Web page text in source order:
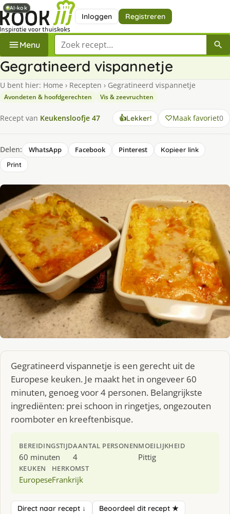
Inloggen Registreren
Menu Zoek een recept
Gegratineerd vispannetje
U bent hier: Home › Recepten › Gegratineerd vispannetje
Avondeten & hoofdgerechten Vis & zeevruchten
Recept van Keukensloofje 47 👍Lekker! Maak favoriet0
Delen: WhatsApp Facebook Pinterest
Kopieer link
Print
Gegratineerd vispannetje is een gerecht uit de
Europese keuken. Je maakt het in ongeveer 60
minuten, genoeg voor 4 personen. Belangrijkste
ingrediënten: prei schoon in ringetjes, ongezouten
roomboter en kreeftenbisque.
BEREIDINGSTIJD
60 minuten
AANTAL PERSONEN
4
MOEILIJKHEID
Pittig
KEUKEN
Europese
HERKOMST
Frankrijk
Direct naar recept ↓ Beoordeel dit recept ★
AI-kok
AI-kok